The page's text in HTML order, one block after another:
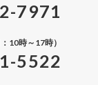
7971
10時～17時）
5522